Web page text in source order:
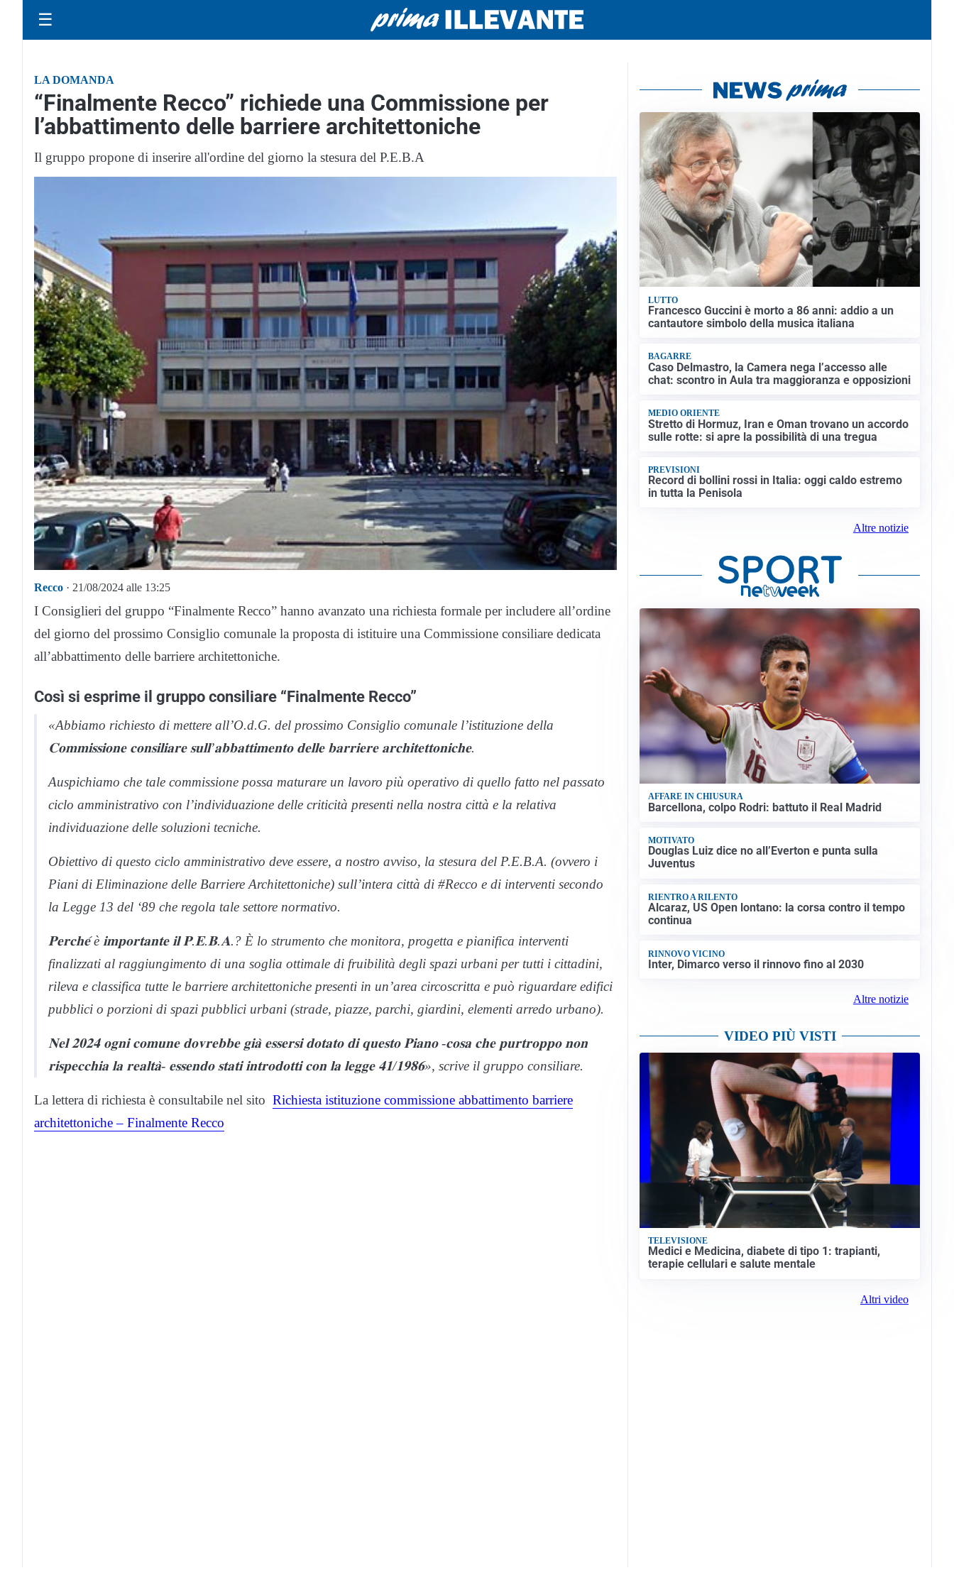
☰
LA DOMANDA
“Finalmente Recco” richiede una Commissione per
l’abbattimento delle barriere architettoniche
Il gruppo propone di inserire all'ordine del giorno la stesura del P.E.B.A
Recco · 21/08/2024 alle 13:25
I Consiglieri del gruppo “Finalmente Recco” hanno avanzato una richiesta formale per includere all’ordine
del giorno del prossimo Consiglio comunale la proposta di istituire una Commissione consiliare dedicata
all’abbattimento delle barriere architettoniche.
Così si esprime il gruppo consiliare “Finalmente Recco”
«Abbiamo richiesto di mettere all’O.d.G. del prossimo Consiglio comunale l’istituzione della
𝐂𝐨𝐦𝐦𝐢𝐬𝐬𝐢𝐨𝐧𝐞 𝐜𝐨𝐧𝐬𝐢𝐥𝐢𝐚𝐫𝐞 𝐬𝐮𝐥𝐥’𝐚𝐛𝐛𝐚𝐭𝐭𝐢𝐦𝐞𝐧𝐭𝐨 𝐝𝐞𝐥𝐥𝐞 𝐛𝐚𝐫𝐫𝐢𝐞𝐫𝐞 𝐚𝐫𝐜𝐡𝐢𝐭𝐞𝐭𝐭𝐨𝐧𝐢𝐜𝐡𝐞.
Auspichiamo che tale commissione possa maturare un lavoro più operativo di quello fatto nel passato
ciclo amministrativo con l’individuazione delle criticità presenti nella nostra città e la relativa
individuazione delle soluzioni tecniche.
Obiettivo di questo ciclo amministrativo deve essere, a nostro avviso, la stesura del P.E.B.A. (ovvero i
Piani di Eliminazione delle Barriere Architettoniche) sull’intera città di #Recco e di interventi secondo
la Legge 13 del ‘89 che regola tale settore normativo.
𝐏𝐞𝐫𝐜𝐡𝐞́ è 𝐢𝐦𝐩𝐨𝐫𝐭𝐚𝐧𝐭𝐞 𝐢𝐥 𝐏.𝐄.𝐁.𝐀.? È lo strumento che monitora, progetta e pianifica interventi
finalizzati al raggiungimento di una soglia ottimale di fruibilità degli spazi urbani per tutti i cittadini,
rileva e classifica tutte le barriere architettoniche presenti in un’area circoscritta e può riguardare edifici
pubblici o porzioni di spazi pubblici urbani (strade, piazze, parchi, giardini, elementi arredo urbano).
𝐍𝐞𝐥 𝟐𝟎𝟐𝟒 𝐨𝐠𝐧𝐢 𝐜𝐨𝐦𝐮𝐧𝐞 𝐝𝐨𝐯𝐫𝐞𝐛𝐛𝐞 𝐠𝐢𝐚̀ 𝐞𝐬𝐬𝐞𝐫𝐬𝐢 𝐝𝐨𝐭𝐚𝐭𝐨 𝐝𝐢 𝐪𝐮𝐞𝐬𝐭𝐨 𝐏𝐢𝐚𝐧𝐨 -𝐜𝐨𝐬𝐚 𝐜𝐡𝐞 𝐩𝐮𝐫𝐭𝐫𝐨𝐩𝐩𝐨 𝐧𝐨𝐧
𝐫𝐢𝐬𝐩𝐞𝐜𝐜𝐡𝐢𝐚 𝐥𝐚 𝐫𝐞𝐚𝐥𝐭𝐚̀- 𝐞𝐬𝐬𝐞𝐧𝐝𝐨 𝐬𝐭𝐚𝐭𝐢 𝐢𝐧𝐭𝐫𝐨𝐝𝐨𝐭𝐭𝐢 𝐜𝐨𝐧 𝐥𝐚 𝐥𝐞𝐠𝐠𝐞 𝟒𝟏/𝟏𝟗𝟖𝟔», scrive il gruppo consiliare.
La lettera di richiesta è consultabile nel sito Richiesta istituzione commissione abbattimento barriere
architettoniche – Finalmente Recco
LUTTO
Francesco Guccini è morto a 86 anni: addio a un
cantautore simbolo della musica italiana
BAGARRE
Caso Delmastro, la Camera nega l’accesso alle
chat: scontro in Aula tra maggioranza e opposizioni
MEDIO ORIENTE
Stretto di Hormuz, Iran e Oman trovano un accordo
sulle rotte: si apre la possibilità di una tregua
PREVISIONI
Record di bollini rossi in Italia: oggi caldo estremo
in tutta la Penisola
Altre notizie
AFFARE IN CHIUSURA
Barcellona, colpo Rodri: battuto il Real Madrid
MOTIVATO
Douglas Luiz dice no all’Everton e punta sulla
Juventus
RIENTRO A RILENTO
Alcaraz, US Open lontano: la corsa contro il tempo
continua
RINNOVO VICINO
Inter, Dimarco verso il rinnovo fino al 2030
Altre notizie
VIDEO PIÙ VISTI
TELEVISIONE
Medici e Medicina, diabete di tipo 1: trapianti,
terapie cellulari e salute mentale
Altri video